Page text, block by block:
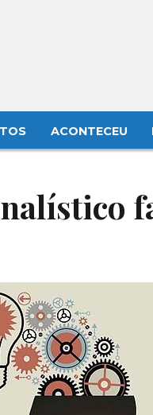
ACONTECEU